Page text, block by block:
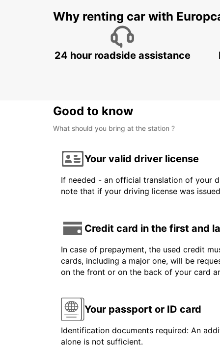
Why renting car with
24 hour roadside assistance
Good to know
What should you bring at the station ?
Your valid driver license
If needed - an official translation of your
note that if your driving license was
Credit card in the first and
In case of prepayment, the used credit
cards, including a major one, will be
on the front or on the back of your card
Your passport or ID card
Identification documents required: An
alone is not sufficient.